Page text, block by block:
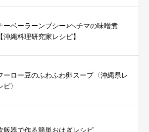
ーベーラーンブシー♪ヘチマの味噌煮
【沖縄料理研究家レシピ】
ーロー豆のふわふわ卵スープ〈沖縄県レ
ピ〉
飯器で作る簡単おはぎレシピ